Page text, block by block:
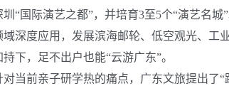
“国际演艺之都”，并培育3至5个“演艺名
深度应用，发展滨海邮轮、低空观光、工
下，足不出户也能“云游广东”。
前亲子研学热的痛点，广东文旅提出了“